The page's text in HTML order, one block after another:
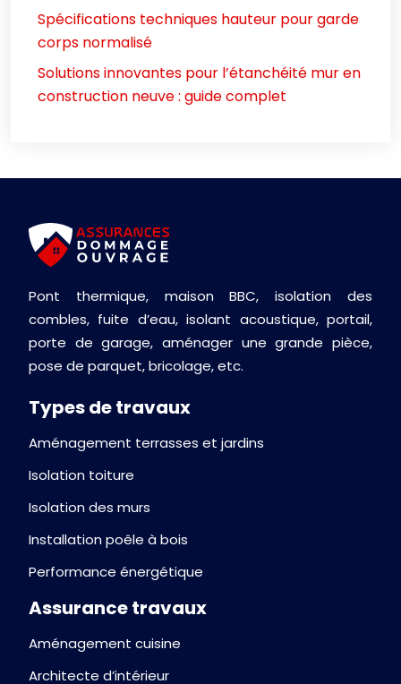
Spécifications techniques hauteur pour garde
corps normalisé
Solutions innovantes pour l’étanchéité mur en
construction neuve : guide complet
Pont thermique, maison BBC, isolation des
combles, fuite d’eau, isolant acoustique, portail,
porte de garage, aménager une grande pièce,
pose de parquet, bricolage, etc.
Types de travaux
Aménagement terrasses et jardins
Isolation toiture
Isolation des murs
Installation poêle à bois
Performance énergétique
Assurance travaux
Aménagement cuisine
Architecte d’intérieur